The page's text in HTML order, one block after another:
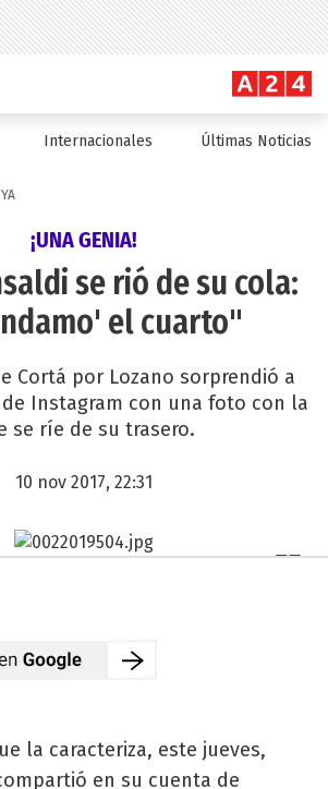
Internacionales Últimas Noticias
¡UNA GENIA!
se rió de su cola:
el cuarto"
Cortá por Lozano sorprendió a
Instagram con una foto con la
se ríe de su trasero.
10 nov 2017, 22:31
la caracteriza, este jueves,
en su cuenta de